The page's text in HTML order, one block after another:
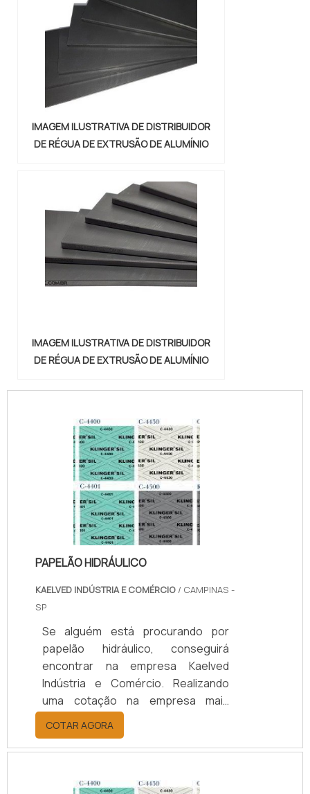
da Vital Indústria de Auto Peças, o
cliente receberá ótima qualidade
com responsabilidade ambient...
IMAGEM ILUSTRATIVA DE DISTRIBUIDOR
DE RÉGUA DE EXTRUSÃO DE ALUMÍNIO
IMAGEM ILUSTRATIVA DE DISTRIBUIDOR
DE RÉGUA DE EXTRUSÃO DE ALUMÍNIO
PAPELÃO HIDRÁULICO
KAELVED INDÚSTRIA E COMÉRCIO / CAMPINAS -
SP
Se alguém está procurando por
papelão hidráulico, conseguirá
encontrar na empresa Kaelved
Indústria e Comércio. Realizando
uma cotação na empresa mais
conceituada do mercado, é possível
descobrir detalhes sobre a melhor
em qualidade e custo-
papelão hidráulico, com os
COTAR AGORA